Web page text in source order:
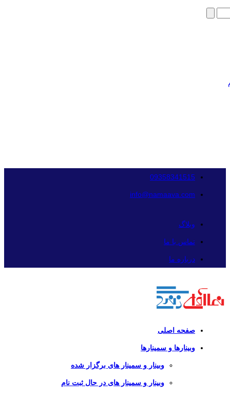
09358341515
info@namaava.com
وبلاگ
تماس با ما
درباره ما
صفحه اصلی
وبینارها و سمینارها
وبینار و سمینار های برگزار شده
وبینار و سمینار های در حال ثبت نام